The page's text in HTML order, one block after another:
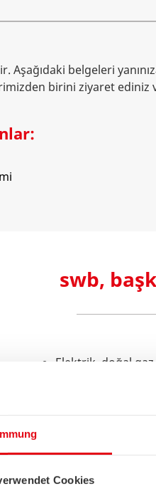
Cookies
Aşağıdaki belgeleri
birini ziyaret ediniz
swb,
Elektrik, doğal
Sayaç
akıllı telefonunuzla
tüketim miktarınızı